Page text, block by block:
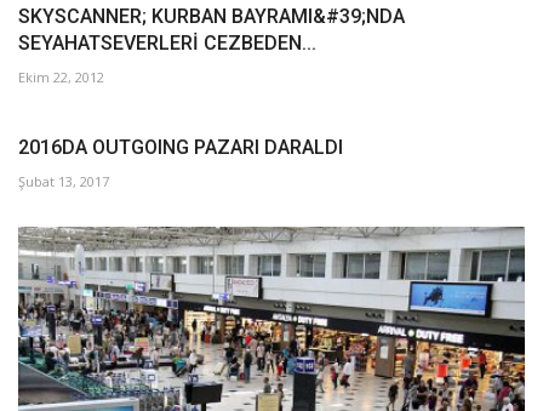
SKYSCANNER; KURBAN BAYRAMI&#39;NDA
SEYAHATSEVERLERİ CEZBEDEN...
Ekim 22, 2012
2016DA OUTGOING PAZARI DARALDI
Şubat 13, 2017